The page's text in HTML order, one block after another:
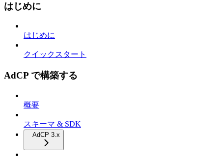
はじめに
はじめに
クイックスタート
AdCP で構築する
概要
スキーマ & SDK
AdCP 3.x